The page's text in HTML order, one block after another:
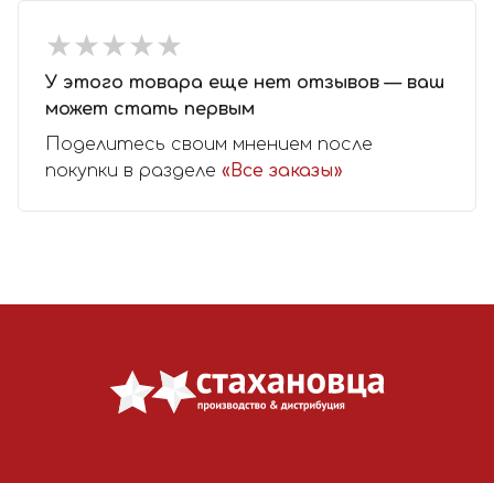
★★★★★
★★★★★
У этого товара еще нет отзывов — ваш
может стать первым
Поделитесь своим мнением после
покупки в разделе «Все заказы»